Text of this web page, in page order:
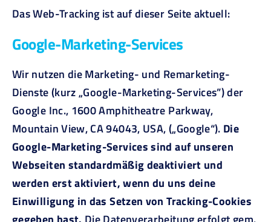
Das Web-Tracking ist auf dieser Seite aktuell:
Google-Marketing-Services
Wir nutzen die Marketing- und Remarketing-
Dienste (kurz „Google-Marketing-Services”) der
Google Inc., 1600 Amphitheatre Parkway,
Mountain View, CA 94043, USA, („Google“). Die
Google-Marketing-Services sind auf unseren
Webseiten standardmäßig deaktiviert und
werden erst aktiviert, wenn du uns deine
Einwilligung in das Setzen von Tracking-Cookies